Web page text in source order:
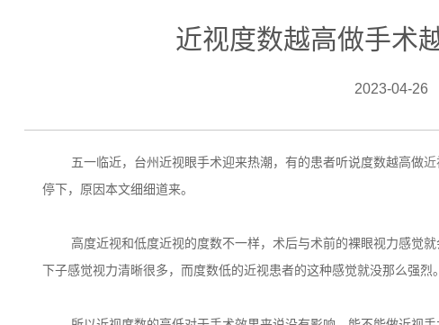
近视度数越高做手术
2023-04-26
五一临近，台州近视眼手术迎来热潮，有的患者听说度数越高做近
停下，原因本文细细道来。
高度近视和低度近视的度数不一样，术后与术前的裸眼视力感觉就
下子感觉视力清晰很多，而度数低的近视患者的这种感觉就没那么强烈。